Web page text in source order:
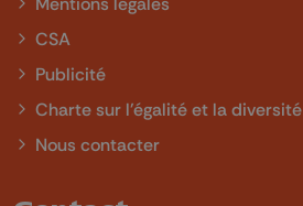
CSA
Publicité
Charte sur l'égalité et la diversité
Nous contacter